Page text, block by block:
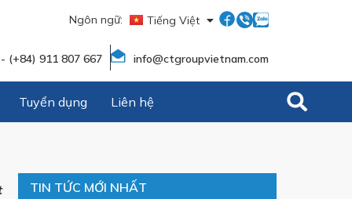
Ngôn ngữ: Tiếng Việt
English
(+84) 911 807 667 info@ctgroupvietnam.com
Tuyển dụng Liên hệ
TIN TỨC MỚI NHẤT